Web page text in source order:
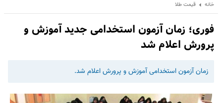
خانه قیمت طلا
فوری؛ زمان آزمون استخدامی جدید آموزش و
پرورش اعلام شد
زمان آزمون استخدامی آموزش و پرورش اعلام شد.